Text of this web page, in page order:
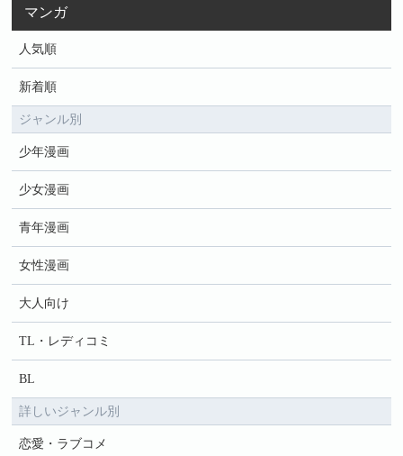
マンガ
人気順
新着順
ジャンル別
少年漫画
少女漫画
青年漫画
女性漫画
大人向け
TL・レディコミ
BL
詳しいジャンル別
恋愛・ラブコメ